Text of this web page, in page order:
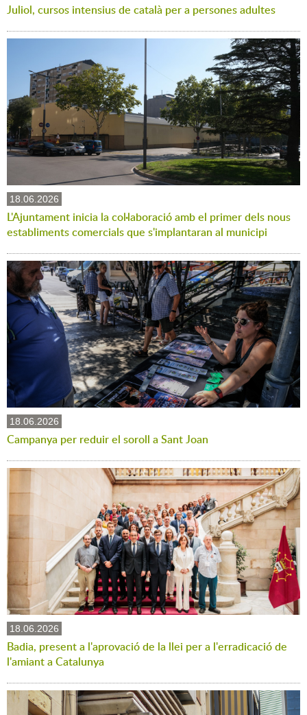
Juliol, cursos intensius de català per a persones adultes
18.06.2026
L'Ajuntament inicia la col·laboració amb el primer dels nous
establiments comercials que s'implantaran al municipi
18.06.2026
Campanya per reduir el soroll a Sant Joan
18.06.2026
Badia, present a l'aprovació de la llei per a l'erradicació de
l'amiant a Catalunya